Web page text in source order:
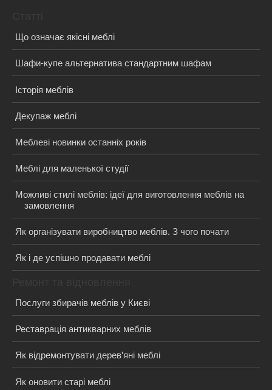
Що означає якісні меблі
Шафи-купе альтернатива стандартним шафам
Історія меблів
Декупаж меблі
Меблеві новинки останніх років
Меблі для маленької студії
Можливі стилі меблів: ідеї для виготовлення меблів на
замовлення
Як організувати виробництво меблів. З чого почати
Як і де успішно продавати меблі
Послуги збирачів меблів у Києві
Реставрація антикварних меблів
Як відремонтувати дерев'яні меблі
Як оновити старі меблі